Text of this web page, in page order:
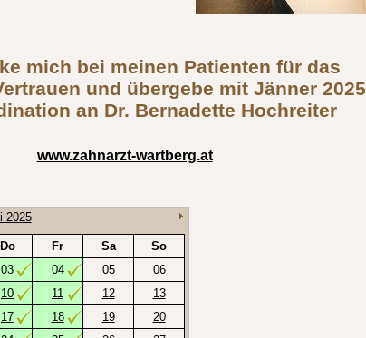
mich bei meinen Patienten für das
und übergebe mit Jänner 2025
an Dr. Bernadette Hochreiter
www.zahnarzt-wartberg.at
2025
Do Fr Sa
So
03 04 05
06
10 11 12
13
17 18 19
20